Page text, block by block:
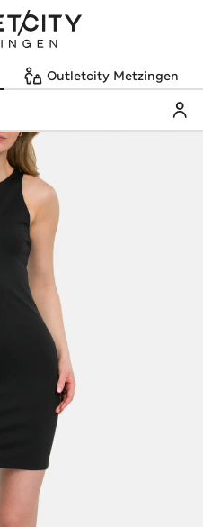
Outletcity Metzingen